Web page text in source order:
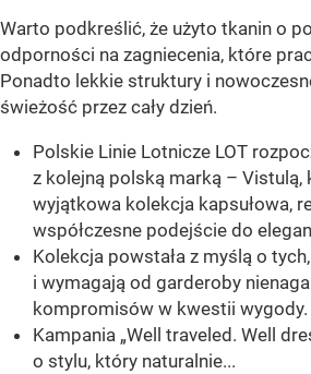
Warto podkreślić, że użyto tkanin o
odporności na zagniecenia, które
Ponadto lekkie struktury i
świeżość przez cały dzień.
Polskie Linie Lotnicze LOT
z kolejną polską marką –
wyjątkowa kolekcja kapsułowa,
współczesne podejście do
Kolekcja powstała z myślą o
i wymagają od garderoby
kompromisów w kwestii wygody.
Kampania „Well traveled. Well
o stylu, który naturalnie...